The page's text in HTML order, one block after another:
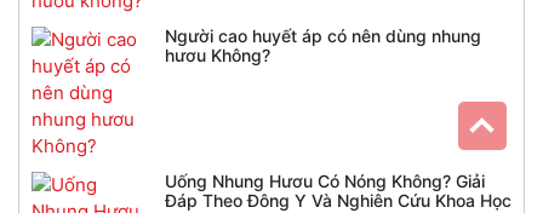
Người cao huyết áp có nên dùng nhung
hươu Không?
Uống Nhung Hươu Có Nóng Không? Giải
Đáp Theo Đông Y Và Nghiên Cứu Khoa Học